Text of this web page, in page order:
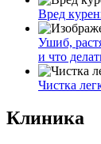
Вред
Ушиб,
и что
Чистка
Клиника